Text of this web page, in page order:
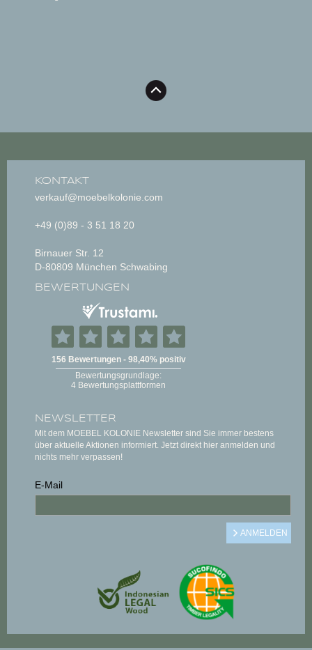
KONTAKT
verkauf@moebelkolonie.com
+49 (0)89 - 3 51 18 20
Birnauer Str. 12
D-80809 München Schwabing
BEWERTUNGEN
NEWSLETTER
Mit dem MOEBEL KOLONIE Newsletter sind Sie immer bestens
über aktuelle Aktionen informiert. Jetzt direkt hier anmelden und
nichts mehr verpassen!
E-Mail